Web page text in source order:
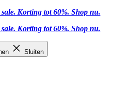
Korting tot 60%. Shop nu.
Korting tot 60%. Shop nu.
Sluiten